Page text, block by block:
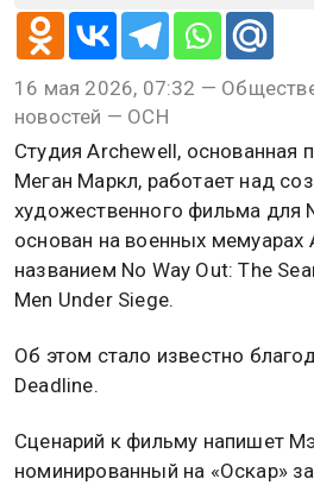
16 мая 2026, 07:32 —
новостей — ОСН
Студия Archewell, основанная
Меган Маркл, работает над
художественного фильма для
основан на военных
названием No Way Out: The
Men Under Siege.
Об этом стало известно
Deadline.
Сценарий к фильму напишет
номинированный на «Оскар»